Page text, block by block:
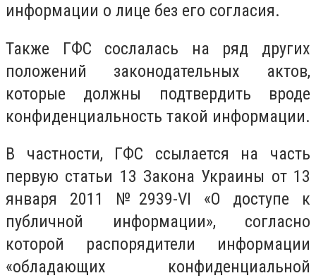
информации о лице без его согласия.
Также ГФС сослалась на ряд других
положений законодательных актов,
которые должны подтвердить вроде
конфиденциальность такой информации.
В частности, ГФС ссылается на часть
первую статьи 13 Закона Украины от 13
января 2011 №2939-VI «О доступе к
публичной информации», согласно
которой распорядители информации
«обладающих конфиденциальной